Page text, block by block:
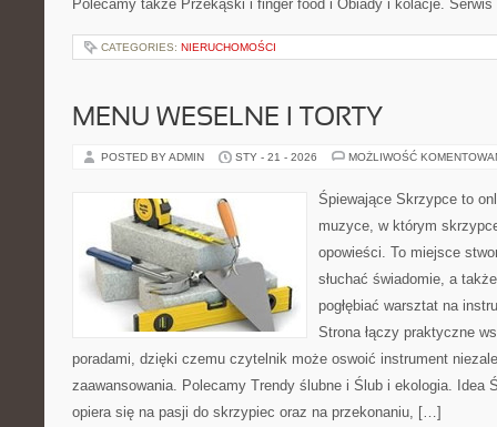
Polecamy także Przekąski i finger food i Obiady i kolacje.
CATEGORIES: NIERUCHOMOŚCI
MENU WESELNE I TORTY
POSTED BY ADMIN STY - 21 - 2026 MOŻLIWOŚĆ
Śpiewające Skrzypce to
muzyce, w którym
opowieści. To miejsce
słuchać świadomie, a
pogłębiać warsztat na
Strona łączy praktyczne
poradami, dzięki czemu czytelnik może oswoić instrument
zaawansowania. Polecamy Trendy ślubne i Ślub i ekologia. Idea
opiera się na pasji do skrzypiec oraz na przekonaniu, […]